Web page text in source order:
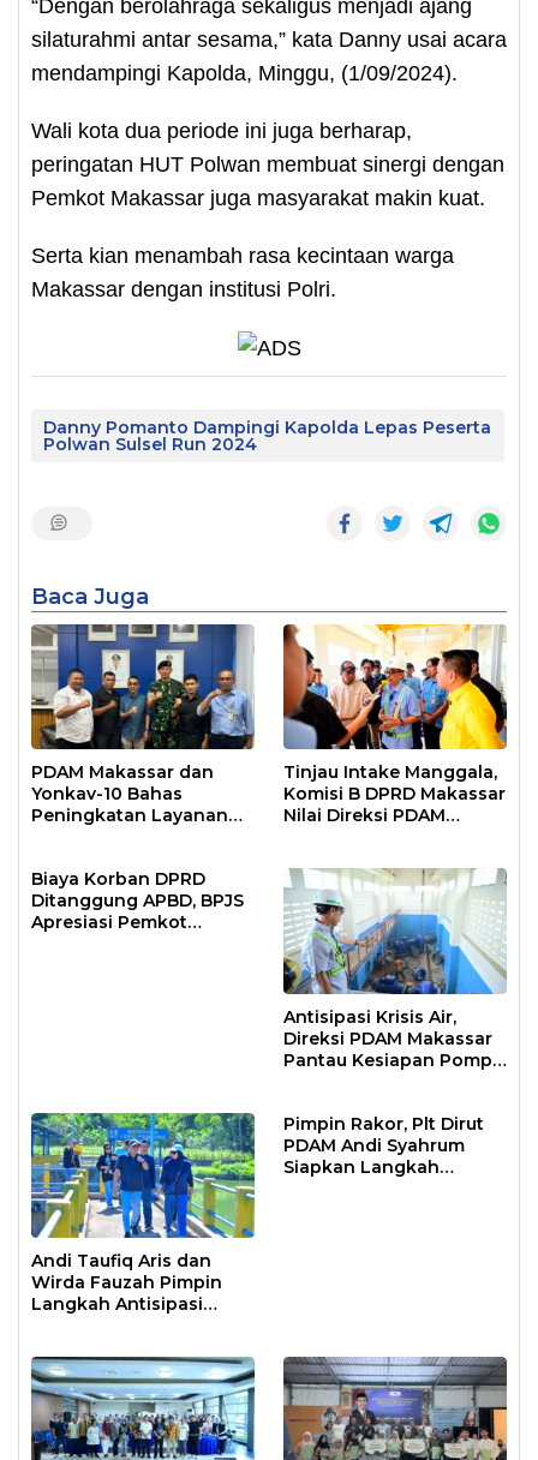
“Dengan berolahraga sekaligus menjadi ajang
silaturahmi antar sesama,” kata Danny usai acara
mendampingi Kapolda, Minggu, (1/09/2024).
Wali kota dua periode ini juga berharap,
peringatan HUT Polwan membuat sinergi dengan
Pemkot Makassar juga masyarakat makin kuat.
Serta kian menambah rasa kecintaan warga
Makassar dengan institusi Polri.
Danny Pomanto Dampingi Kapolda Lepas Peserta
Polwan Sulsel Run 2024
Baca Juga
PDAM Makassar dan
Yonkav-10 Bahas
Peningkatan Layanan
Tinjau Intake Manggala,
Komisi B DPRD Makassar
Nilai Direksi PDAM
Biaya Korban DPRD
Ditanggung APBD, BPJS
Apresiasi Pemkot
Antisipasi Krisis Air,
Direksi PDAM Makassar
Pantau Kesiapan Pompa
Andi Taufiq Aris dan
Wirda Fauzah Pimpin
Langkah Antisipasi
Pimpin Rakor, Plt Dirut
PDAM Andi Syahrum
Siapkan Langkah